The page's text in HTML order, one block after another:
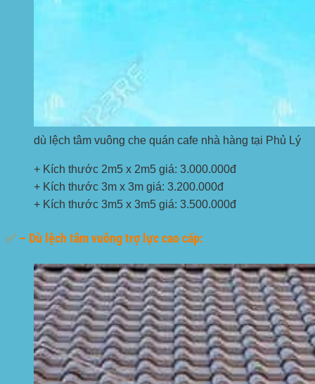
dù lệch tâm vuông che quán cafe nhà hàng tại Phủ Lý
+ Kích thước 2m5 x 2m5 giá: 3.000.000đ
+ Kích thước 3m x 3m giá: 3.200.000đ
+ Kích thước 3m5 x 3m5 giá: 3.500.000đ
✅ – Dù lệch tâm vuông trợ lực cao cấp: